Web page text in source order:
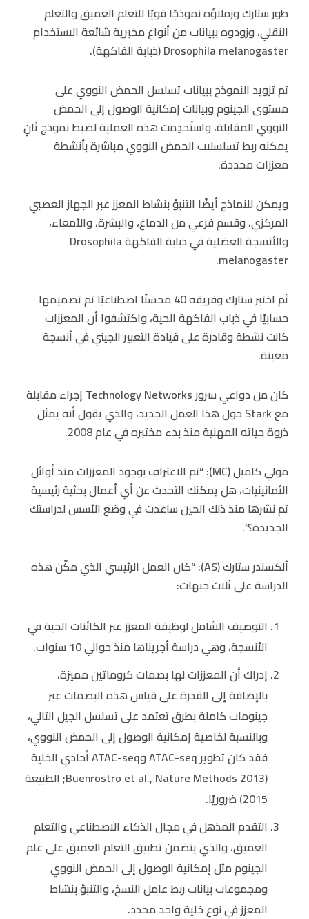
طور ستارك وزملاؤه نموذجًا قويًا للتعلم العميق والتعلم
النقلي، وزودوه ببيانات من أنواع مخبرية شائعة الاستخدام
Drosophila melanogaster (ذبابة الفاكهة).
تم تزويد النموذج ببيانات تسلسل الحمض النووي على
مستوى الجينوم وبيانات إمكانية الوصول إلى الحمض
النووي المقابلة، واستُخدِمت هذه العملية لضبط نموذج ثانٍ
يمكنه ربط تسلسلات الحمض النووي مباشرة بأنشطة
معززات محددة.
ويمكن للنماذج أيضًا التنبؤ بنشاط المعزز عبر الجهاز العصبي
المركزي، وقسم فرعي من الدماغ، والبشرة، والأمعاء،
والأنسجة العضلية في ذبابة الفاكهة Drosophila
melanogaster.
ثم اختبر ستارك وفريقه 40 محسنًا اصطناعيًا تم تصميمها
حسابيًا في ذباب الفاكهة الحية، واكتشفوا أن المعززات
كانت نشطة وقادرة على قيادة التعبير الجيني في أنسجة
معينة.
كان من دواعي سرور Technology Networks إجراء مقابلة
مع Stark حول هذا العمل الجديد، والذي يقول أنه يمثل
ذروة حياته المهنية منذ بدء مختبره في عام 2008.
مولي كامبل (MC): “تم الاعتراف بوجود المعززات منذ أوائل
الثمانينيات، هل يمكنك التحدث عن أي أعمال بحثية رئيسية
تم نشرها منذ ذلك الحين ساعدت في وضع الأسس لدراستك
الجديدة؟”.
ألكسندر ستارك (AS): “كان العمل الرئيسي الذي مكّن هذه
الدراسة على ثلاث جبهات:
التوصيف الشامل لوظيفة المعزز عبر الكائنات الحية في
الأنسجة، وهي دراسة أجريناها منذ حوالي 10 سنوات.
إدراك أن المعززات لها بصمات كروماتين مميزة،
بالإضافة إلى القدرة على قياس هذه البصمات عبر
جينومات كاملة بطرق تعتمد على تسلسل الجيل التالي،
وبالنسبة لخاصية إمكانية الوصول إلى الحمض النووي،
فقد كان تطوير ATAC-seq وATAC-seq أحادي الخلية
(Buenrostro et al., Nature Methods 2013; الطبيعة
2015) ضروريًا.
التقدم المذهل في مجال الذكاء الاصطناعي والتعلم
العميق، والذي يتضمن تطبيق التعلم العميق على علم
الجينوم مثل إمكانية الوصول إلى الحمض النووي
ومجموعات بيانات ربط عامل النسخ، والتنبؤ بنشاط
المعزز في نوع خلية واحد محدد.